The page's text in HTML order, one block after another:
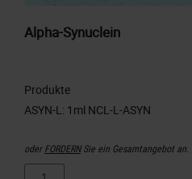
Alpha-Synuclein
Produkte
oderFORDERNSie ein Gesamtangebot an.